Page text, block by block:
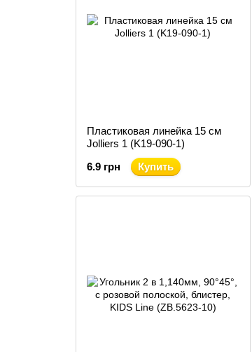
Пластиковая линейка 15 см
Jolliers 1 (K19-090-1)
6.9 грн
Купить